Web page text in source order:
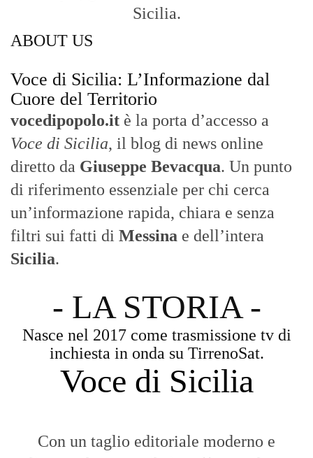
Sicilia.
ABOUT US
Voce di Sicilia: L’Informazione dal
Cuore del Territorio
vocedipopolo.it è la porta d’accesso a
Voce di Sicilia, il blog di news online
diretto da Giuseppe Bevacqua. Un punto
di riferimento essenziale per chi cerca
un’informazione rapida, chiara e senza
filtri sui fatti di Messina e dell’intera
Sicilia.
- LA STORIA -
Nasce nel 2017 come trasmissione tv di
inchiesta in onda su TirrenoSat.
Voce di Sicilia
Con un taglio editoriale moderno e